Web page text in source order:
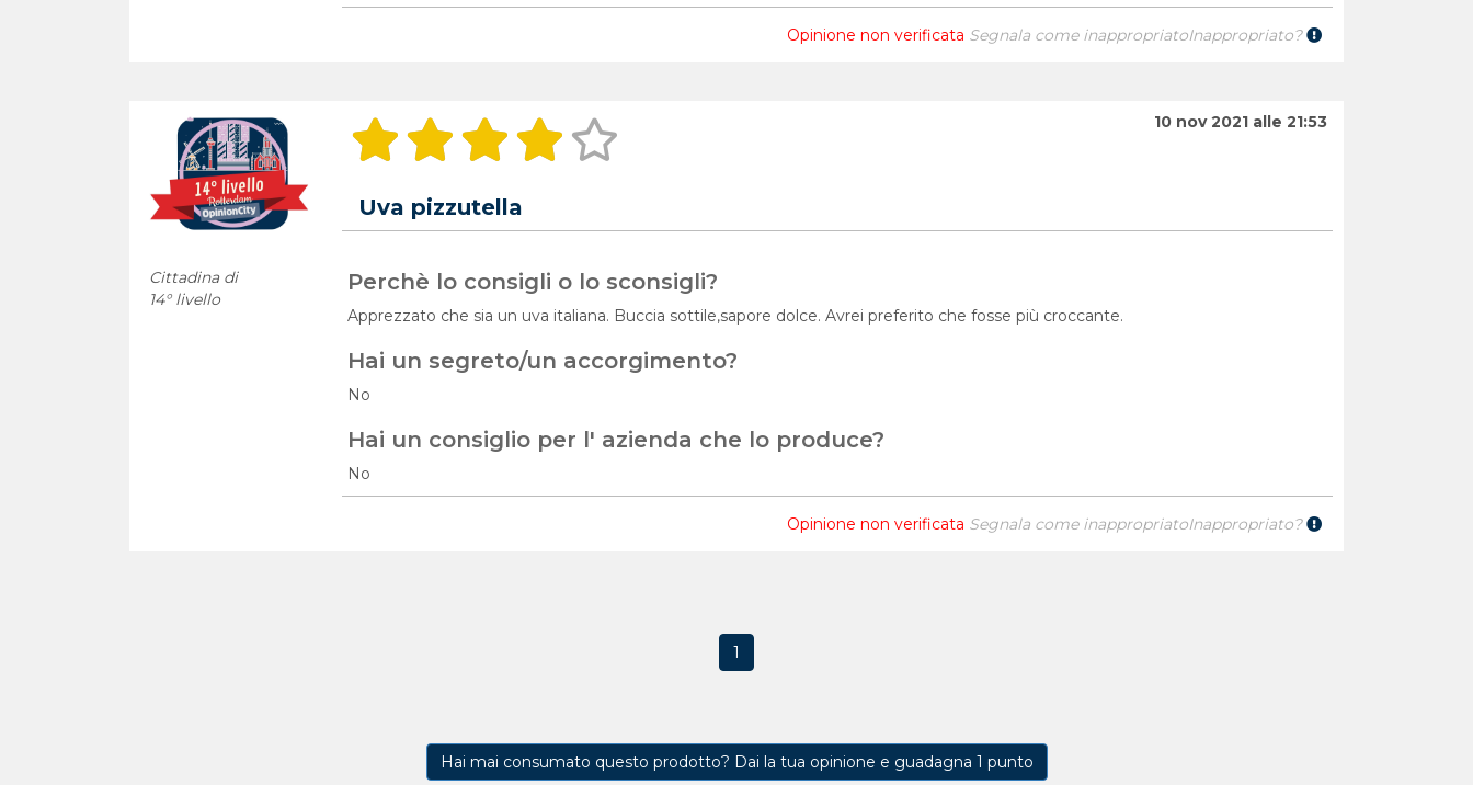
Opinione non verificata Segnala come inappropriatoInappropriato?
Cittadina di
14° livello
10 nov 2021 alle 21:53
Uva pizzutella
Perchè lo consigli o lo sconsigli?
Apprezzato che sia un uva italiana. Buccia sottile,sapore dolce. Avrei preferito che fosse più croccante.
Hai un segreto/un accorgimento?
No
Hai un consiglio per l' azienda che lo produce?
No
Opinione non verificata Segnala come inappropriatoInappropriato?
1
Hai mai consumato questo prodotto? Dai la tua opinione e guadagna 1 punto